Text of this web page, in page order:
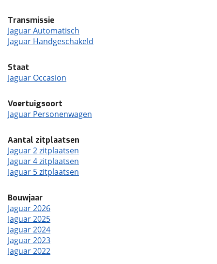
Transmissie
Jaguar Automatisch
Jaguar Handgeschakeld
Staat
Jaguar Occasion
Voertuigsoort
Jaguar Personenwagen
Aantal zitplaatsen
Jaguar 2 zitplaatsen
Jaguar 4 zitplaatsen
Jaguar 5 zitplaatsen
Bouwjaar
Jaguar 2026
Jaguar 2025
Jaguar 2024
Jaguar 2023
Jaguar 2022